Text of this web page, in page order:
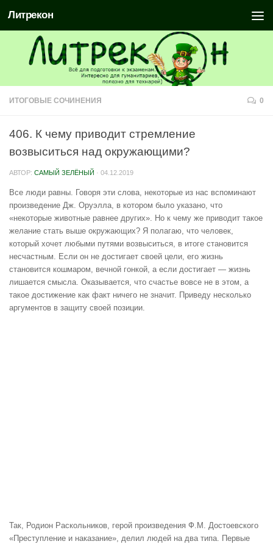
Литрекон
ИТОГОВЫЕ СОЧИНЕНИЯ 0
406. К чему приводит стремление
возвыситься над окружающими?
АВТОР: САМЫЙ ЗЕЛЁНЫЙ · 04.12.2019
Все люди равны. Говоря эти слова, некоторые из нас вспоминают
произведение Дж. Оруэлла, в котором было указано, что
«некоторые животные равнее других». Но к чему же приводит такое
желание стать выше окружающих? Я полагаю, что человек,
который хочет любыми путями возвыситься, в итоге становится
несчастным. Если он не достигает своей цели, его жизнь
становится кошмаром, вечной гонкой, а если достигает — жизнь
лишается смысла. Оказывается, что счастье вовсе не в этом, а
такое достижение как факт ничего не значит. Приведу несколько
аргументов в защиту своей позиции.
Так, Родион Раскольников, герой произведения Ф.М. Достоевского
«Преступление и наказание», делил людей на два типа. Первые